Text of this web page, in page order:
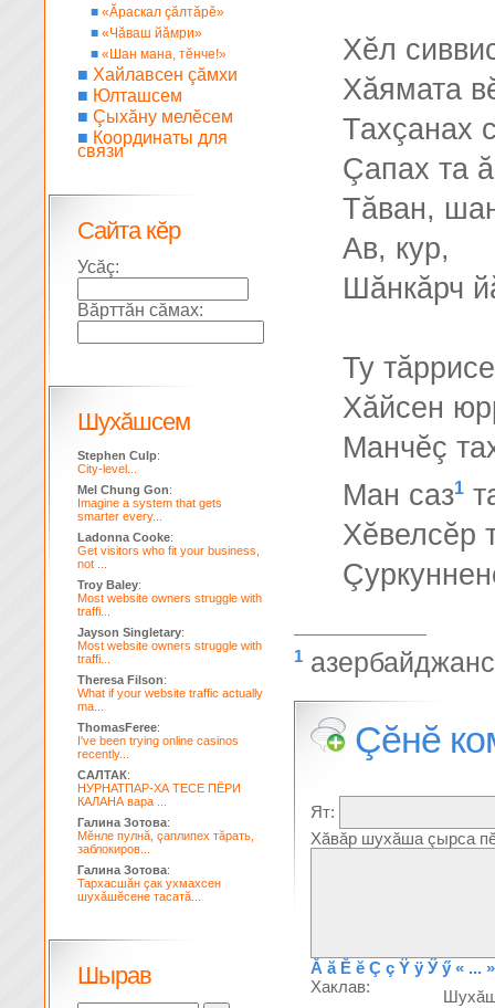
Хĕл
Хăямата
Тахçанах
Çапах та
Тăван,
Ав, кур,
Шăнкăрч
Ту
Хăйсен
Манчĕç
Ман саз1
Хĕвелсĕр
1
Çĕнĕ
Ят:
Хăвăр шухăша çырса
Ă ă Ĕ ĕ Ç ç Ÿ ÿ Ӳ ӳ « ... »
Хаклав:
■ «Ăраскал çăлтăрĕ»
■ «Чăваш йăмри»
■ «Шан мана, тĕнче!»
■ Хайлавсен çăмхи
■ Юлташсем
■ Çыхăну мелĕсем
■ Координаты для
связи
Сайта кĕр
Усăç:
Вăрттăн сăмах:
Шухăшсем
Stephen Culp:
City-level...
Mel Chung Gon:
Imagine a system that gets
smarter every...
Ladonna Cooke:
Get visitors who fit your business,
not ...
Troy Baley:
Most website owners struggle with
traffi...
Jayson Singletary:
Most website owners struggle with
traffi...
Theresa Filson:
What if your website traffic actually
ma...
ThomasFeree:
I've been trying online casinos
recently...
САЛТАК:
НУРНАТПАР-ХА ТЕСЕ ПЁРИ
КАЛАНА вара ...
Галина Зотова:
Мĕнле пулнă, çаплипех тăрать,
заблокиров...
Галина Зотова:
Тархасшăн çак ухмахсен
шухăшĕсене тасатă...
Шырав